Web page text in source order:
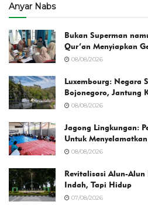
Anyar Nabs
Bukan Superman
Qur’an Menyiapkan
08/08/2026
Luxembourg: Negara
Bojonegoro, Jantung
08/08/2026
Jagong Lingkungan:
Untuk
08/08/2026
Revitalisasi Alun-
Indah, Tapi Hidup
07/08/2026